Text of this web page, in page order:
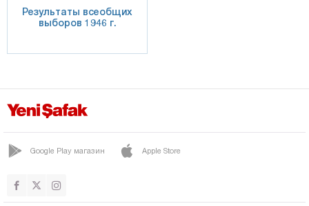
Результаты всеобщих
выборов 1946 г.
Google Play магазин Apple Store